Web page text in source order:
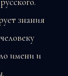
знания
имени и